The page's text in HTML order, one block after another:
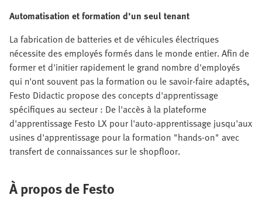
Automatisation et formation d'un seul tenant
La fabrication de batteries et de véhicules électriques
nécessite des employés formés dans le monde entier. Afin de
former et d'initier rapidement le grand nombre d'employés
qui n'ont souvent pas la formation ou le savoir-faire adaptés,
Festo Didactic propose des concepts d'apprentissage
spécifiques au secteur : De l'accès à la plateforme
d'apprentissage Festo LX pour l'auto-apprentissage jusqu'aux
usines d'apprentissage pour la formation "hands-on" avec
transfert de connaissances sur le shopfloor.
À propos de Festo